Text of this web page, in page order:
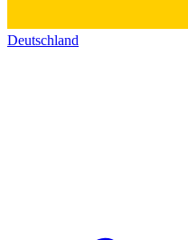
Deutschland